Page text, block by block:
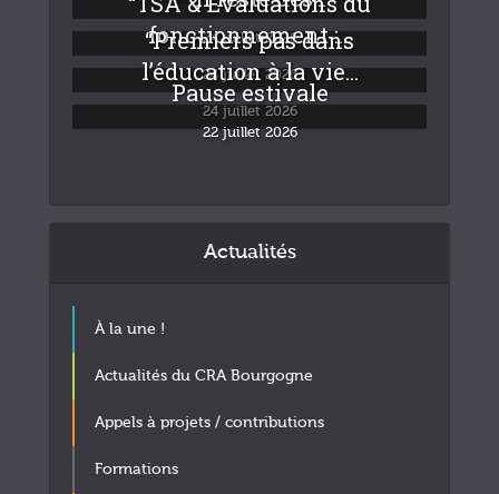
24 juillet 2026
fonctionnement :...
24 juillet 2026
“Premiers pas dans
l’éducation à la vie...
24 juillet 2026
Pause estivale
22 juillet 2026
Actualités
À la une !
Actualités du CRA Bourgogne
Appels à projets / contributions
Formations